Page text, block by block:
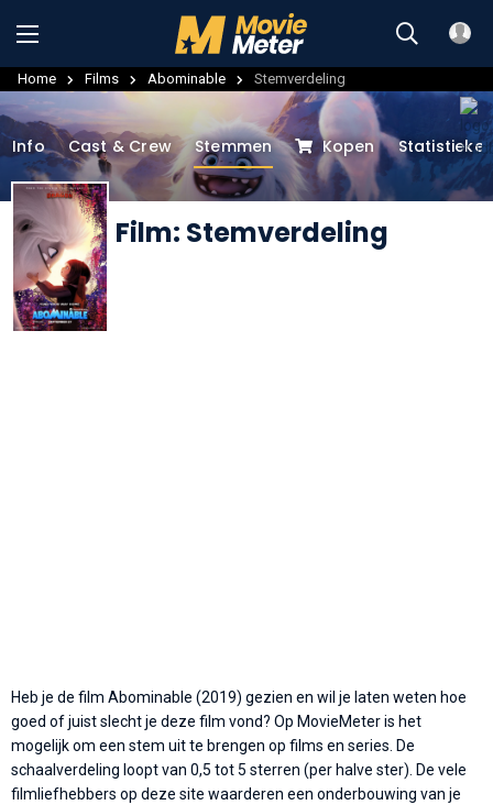
Home Films Abominable Stemverdeling
Film: Stemverdeling
Info Cast & Crew Stemmen Kopen
Heb je de film Abominable (2019) gezien en wil je laten weten hoe
goed of juist slecht je deze film vond? Op MovieMeter is het
mogelijk om een stem uit te brengen op films en series. De
schaalverdeling loopt van 0,5 tot 5 sterren (per halve ster). De vele
filmliefhebbers op deze site waarderen een onderbouwing van je